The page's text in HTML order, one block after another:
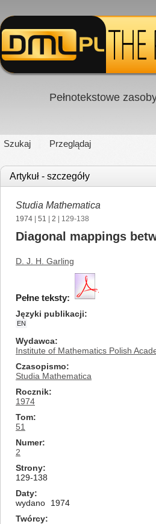
Pełnotekstowe
Szukaj Przeglądaj
Artykuł - szczegóły
Studia Mathematica
1974 51 2 | 129-138
Diagonal mappings
D. J. H. Garling
Pełne teksty:
Języki publikacji
EN
Wydawca
Institute of Mathematics Polish
Czasopismo
Studia Mathematica
Rocznik
1974
Tom
51
Numer
2
Strony
129-138
Daty
wydano
1974
Twórcy